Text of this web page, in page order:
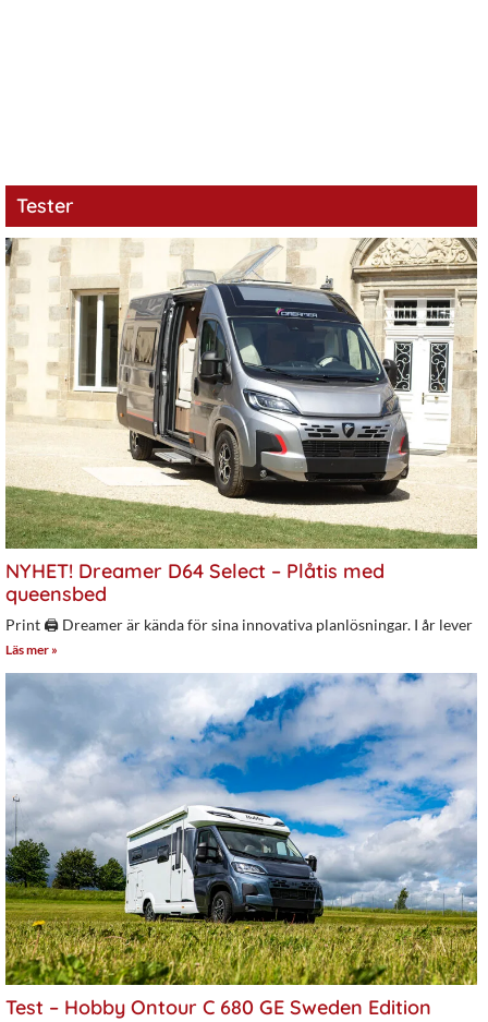
Tester
NYHET! Dreamer D64 Select – Plåtis med
queensbed
Print 🖨 Dreamer är kända för sina innovativa planlösningar. I år lever
Läs mer »
Test – Hobby Ontour C 680 GE Sweden Edition